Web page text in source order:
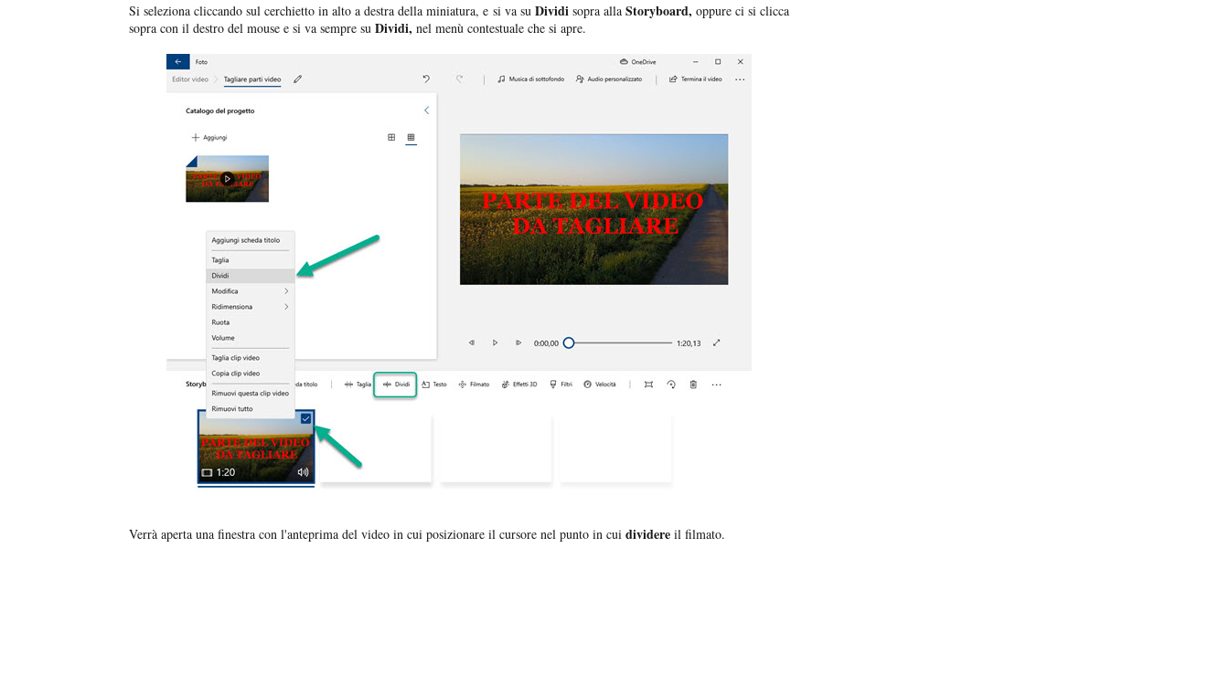
Si seleziona cliccando sul cerchietto in alto a destra della miniatura, e si va su Dividi sopra allaStoryboard, oppure ci si clicca
sopra con il destro del mouse e si va sempre su Dividi, nel menù contestuale che si apre.
Verrà aperta una finestra con l'anteprima del video in cui posizionare il cursore nel punto in cui dividere il filmato.